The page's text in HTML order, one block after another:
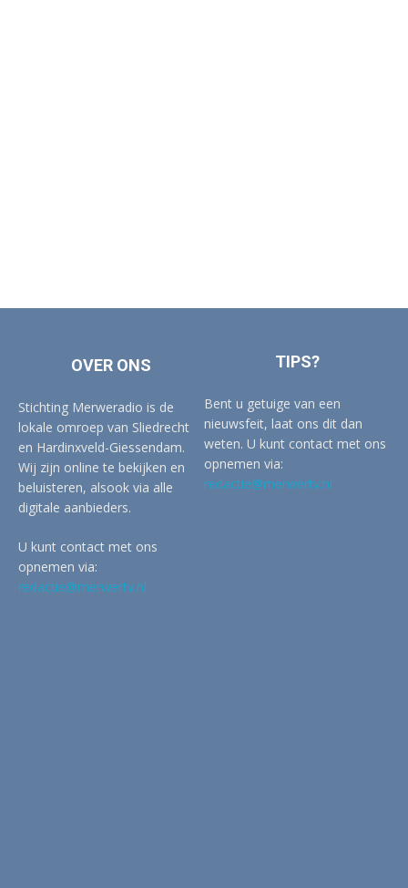
OVER ONS
Stichting Merweradio is de
lokale omroep van Sliedrecht
en Hardinxveld-Giessendam.
Wij zijn online te bekijken en
beluisteren, alsook via alle
digitale aanbieders.
U kunt contact met ons
opnemen via:
redactie@merwertv.nl
TIPS?
Bent u getuige van een
nieuwsfeit, laat ons dit dan
weten. U kunt contact met ons
opnemen via:
redactie@merwertv.nl